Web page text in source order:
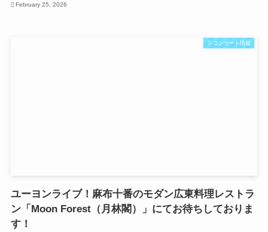
February 25, 2026
コンサート情報
ユーヨンライブ！麻布十番のモダン広東料理レストラ
ン「Moon Forest（月林閣）」にてお待ちしておりま
す！